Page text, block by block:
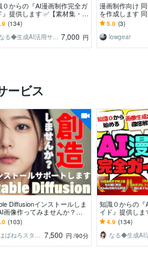
０からの『AI漫画制作完全ガ
』提供します ✅【素材集・テ
レ付】初心者でもAI漫画家に
る攻略本
(134)
なる◆生成AI活用サポート 7,000 円
漫画制作向け
を作成します
でもブレずに。
代行
5.0 (3)
lowgear
ービス
Diffusionインストールしま
画像作ってみませんか？イ
トールサポートお任せくださ
(103)
はばねろスタジオ 7,500 円 /90分
知識０からの『
イド』提供しま
ンプレ付】初心
なれる攻略本
4.9 (134)